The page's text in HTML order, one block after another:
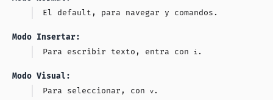
El default, para navegar y comandos.
Modo Insertar:
Para escribir texto, entra con
i .
Modo Visual:
Para seleccionar, con
v.